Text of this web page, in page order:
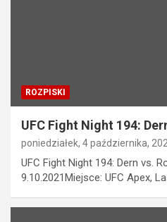
ROZPISKI
UFC Fight Night 194:
poniedziałek, 4 października,
UFC Fight Night 194: Dern vs.
9.10.2021Miejsce: UFC Apex,